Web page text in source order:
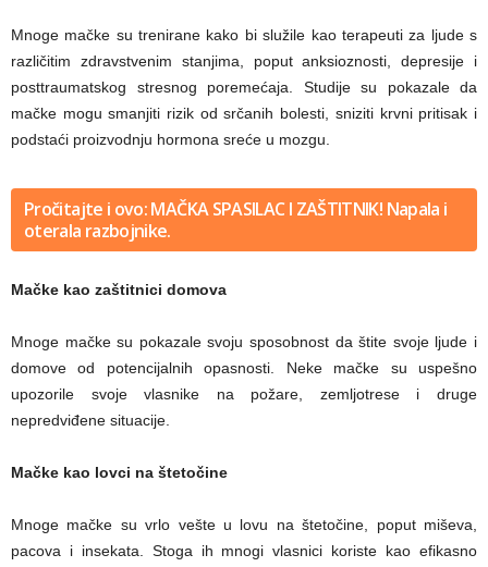
Mnoge mačke su trenirane kako bi služile kao terapeuti za ljude s
različitim zdravstvenim stanjima, poput anksioznosti, depresije i
posttraumatskog stresnog poremećaja. Studije su pokazale da
mačke mogu smanjiti rizik od srčanih bolesti, sniziti krvni pritisak i
podstaći proizvodnju hormona sreće u mozgu.
Pročitajte i ovo: MAČKA SPASILAC I ZAŠTITNIK! Napala i
oterala razbojnike.
Mačke kao zaštitnici domova
Mnoge mačke su pokazale svoju sposobnost da štite svoje ljude i
domove od potencijalnih opasnosti. Neke mačke su uspešno
upozorile svoje vlasnike na požare, zemljotrese i druge
nepredviđene situacije.
Mačke kao lovci na štetočine
Mnoge mačke su vrlo vešte u lovu na štetočine, poput miševa,
pacova i insekata. Stoga ih mnogi vlasnici koriste kao efikasno